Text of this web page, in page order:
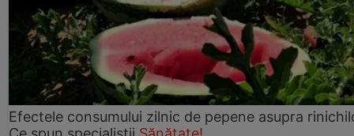
Efectele consumului zilnic de pepene asupra